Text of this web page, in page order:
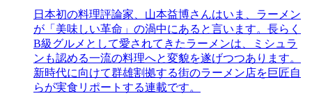
日本初の料理評論家、山本益博さんはいま、ラーメン
が「美味しい革命」の渦中にあると言います。長らく
B級グルメとして愛されてきたラーメンは、ミシュラ
ンも認める一流の料理へと変貌を遂げつつあります。
新時代に向けて群雄割拠する街のラーメン店を巨匠自
らが実食リポートする連載です。